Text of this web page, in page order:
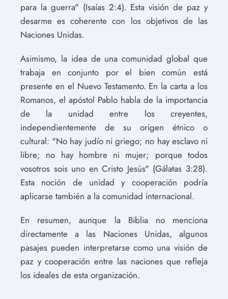
para la guerra" (Isaías 2:4). Esta visión de paz y
desarme es coherente con los objetivos de las
Naciones Unidas.
Asimismo, la idea de una comunidad global que
trabaja en conjunto por el bien común está
presente en el Nuevo Testamento. En la carta a los
Romanos, el apóstol Pablo habla de la importancia
de la unidad entre los creyentes,
independientemente de su origen étnico o
cultural: "No hay judío ni griego; no hay esclavo ni
libre; no hay hombre ni mujer; porque todos
vosotros sois uno en Cristo Jesús" (Gálatas 3:28).
Esta noción de unidad y cooperación podría
aplicarse también a la comunidad internacional.
En resumen, aunque la Biblia no menciona
directamente a las Naciones Unidas, algunos
pasajes pueden interpretarse como una visión de
paz y cooperación entre las naciones que refleja
los ideales de esta organización.